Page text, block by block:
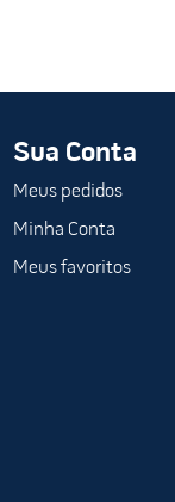
Sua Conta
Meus pedidos
Minha Conta
Meus favoritos